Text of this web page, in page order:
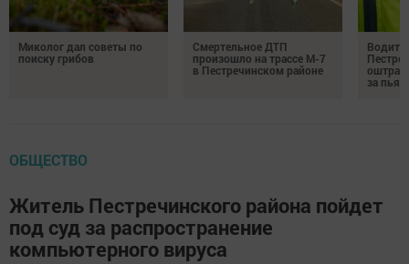
Миколог дал советы по
поиску грибов
Смертельное ДТП
произошло на трассе М-7
в Пестречинском районе
за
ОБЩЕСТВО
Житель Пестречинского района пойдет
под суд за распространение
компьютерного вируса